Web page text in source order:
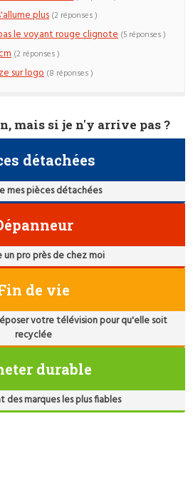
plus (2 réponses )
le voyant rouge clignote (5 réponses )
(2 réponses )
sur logo (8 réponses )
mais si je n'y arrive pas ?
détachées
mes pièces détachées
un pro près de chez moi
de vie
votre télévision pour qu'elle soit
recyclée
durable
des marques les plus fiables